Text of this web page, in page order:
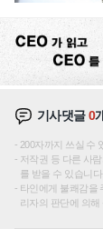
기사댓글0
200자까지 쓰실 수
저작권 등 다른 사
를 받을 수 있습니다.
타인에게 불쾌감을
리자의 판단에 의해